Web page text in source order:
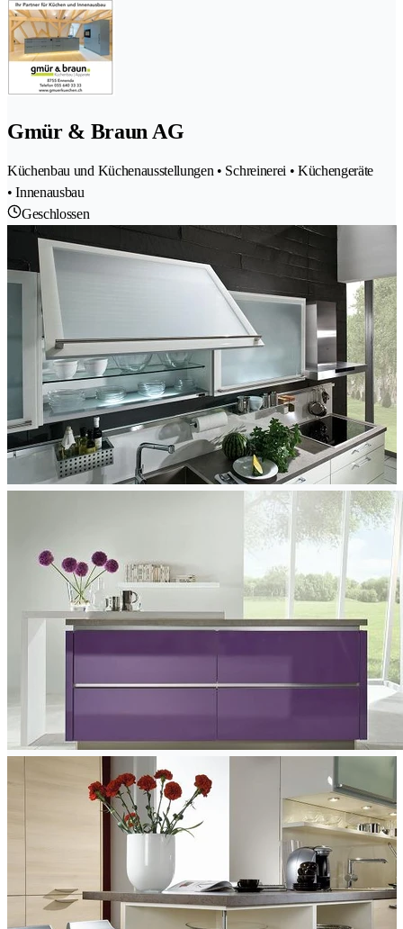
Gmür & Braun AG
Küchenbau und Küchenausstellungen • Schreinerei • Küchengeräte
• Innenausbau
Geschlossen